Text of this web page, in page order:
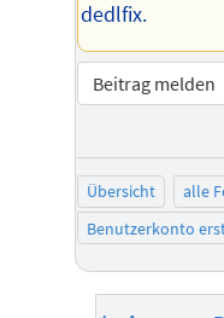
dedlfix.
Beitrag melden
Übersicht alle
Benutzerkonto